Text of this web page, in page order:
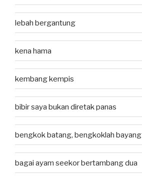
lebah bergantung
kena hama
kembang kempis
bibir saya bukan diretak panas
bengkok batang, bengkoklah bayang
bagai ayam seekor bertambang dua